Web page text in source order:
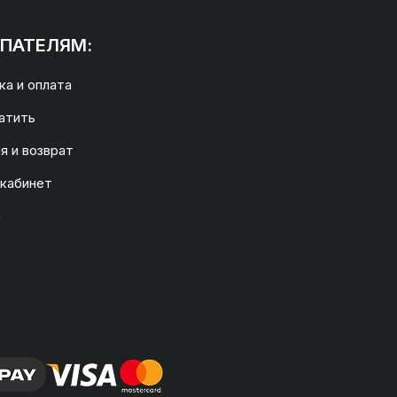
и оплата
и возврат